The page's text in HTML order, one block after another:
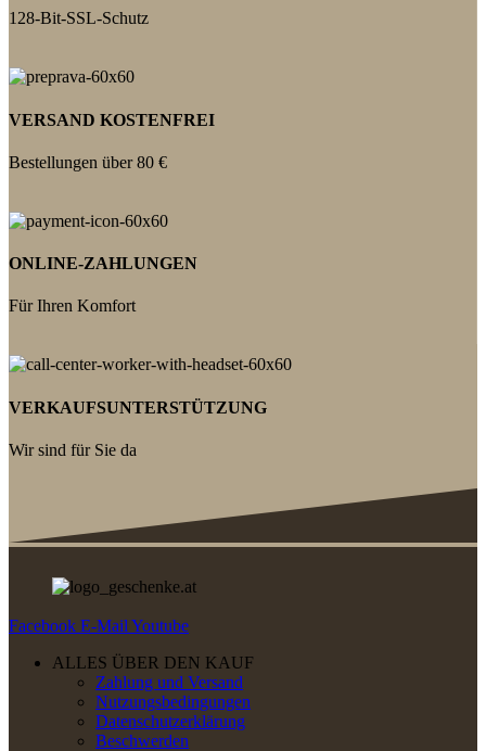
128-Bit-SSL-Schutz
VERSAND KOSTENFREI
Bestellungen über 80 €
ONLINE-ZAHLUNGEN
Für Ihren Komfort
VERKAUFSUNTERSTÜTZUNG
Wir sind für Sie da
Facebook E-Mail Youtube
ALLES ÜBER DEN KAUF
Zahlung und Versand
Nutzungsbedingungen
Datenschutzerklärung
Beschwerden